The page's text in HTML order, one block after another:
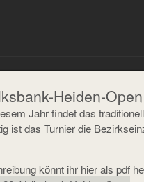
Heiden-Open
Jahr findet das
ist das Turnier die
könnt ihr hier als pdf